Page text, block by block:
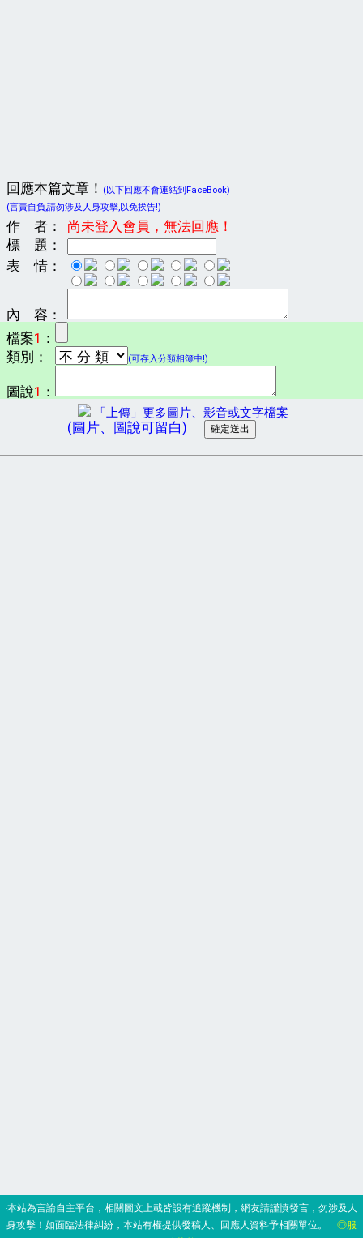
回應本篇文章！
(以下回應不會連結到FaceBook)
(言責自負,請勿涉及人身攻擊,以免挨告!)
作 者：
尚未登入會員，無法回應！
標 題：
表 情：
內 容：
檔案1 ：
類別：
(可存入分類相簿中!)
圖說1 ：
「上傳」更多圖片、影音或文字檔案
(圖片、圖說可留白)
‧本站為言論自主平台，相關圖文上載皆設有追蹤機制，網友請謹慎發言，勿涉及人
身攻擊！如面臨法律糾紛，本站有權提供發稿人、回應人資料予相關單位。 ◎服